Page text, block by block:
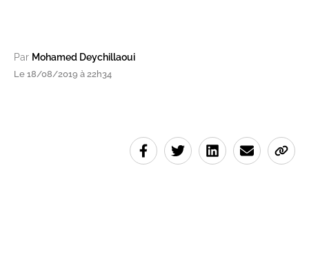
Par Mohamed Deychillaoui
Le 18/08/2019 à 22h34